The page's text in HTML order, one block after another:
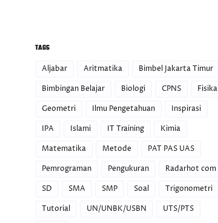
TAGS
Aljabar
Aritmatika
Bimbel Jakarta Timur
Bimbingan Belajar
Biologi CPNS
Fisika
Geometri
Ilmu Pengetahuan
Inspirasi
IPA
Islami IT Training
Kimia
Matematika
Metode
PAT PAS UAS
Pemrograman
Pengukuran
Radarhot com
SD
SMA SMP Soal
Trigonometri
Tutorial
UN/UNBK/USBN
UTS/PTS